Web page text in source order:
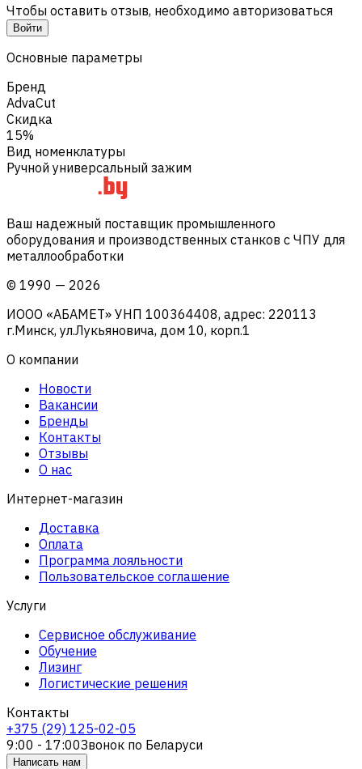
Чтобы оставить отзыв, необходимо авторизоваться
Войти
Основные параметры
Бренд
AdvaCut
Скидка
15%
Вид номенклатуры
Ручной универсальный зажим
Ваш надежный поставщик промышленного
оборудования и производственных станков с ЧПУ для
металлообработки
© 1990 — 2026
ИООО «АБАМЕТ» УНП 100364408, адрес: 220113
г.Минск, ул.Лукьяновича, дом 10, корп.1
О компании
Новости
Вакансии
Бренды
Контакты
Отзывы
О нас
Интернет-магазин
Доставка
Оплата
Программа лояльности
Пользовательское соглашение
Услуги
Сервисное обслуживание
Обучение
Лизинг
Логистические решения
Контакты
+375 (29) 125-02-05
9:00 - 17:00Звонок по Беларуси
Написать нам